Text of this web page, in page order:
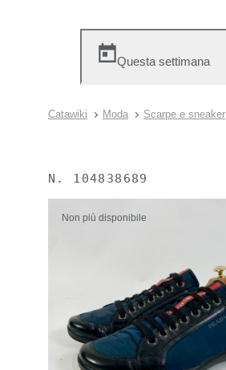
Questa settimana
Catawiki Moda Scarpe e sneaker
N. 104838689
Non più disponibile